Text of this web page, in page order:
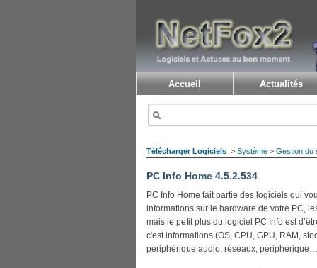
Accueil Actualités
Télécharger Logiciels > Système> Gestion du
PC Info Home 4.5.2.534
PC Info Home fait partie des logiciels qui
informations sur le hardware de votre PC,
mais le petit plus du logiciel PC Info est
c'est informations (OS, CPU, GPU, RAM,
périphérique audio, réseaux,